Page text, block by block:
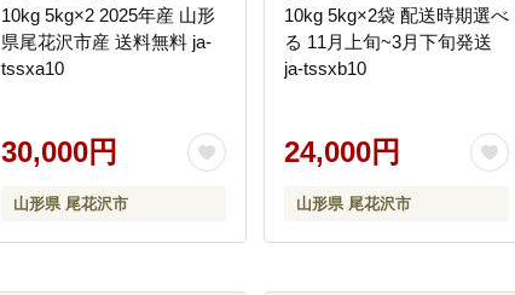
10kg 5kg×2 2025年産 山形
県尾花沢市産 送料無料 ja-
tssxa10
30,000円
山形県 尾花沢市
10kg 5kg×2袋 配送時期選べ
る 11月上旬~3月下旬発送
ja-tssxb10
24,000円
山形県 尾花沢市